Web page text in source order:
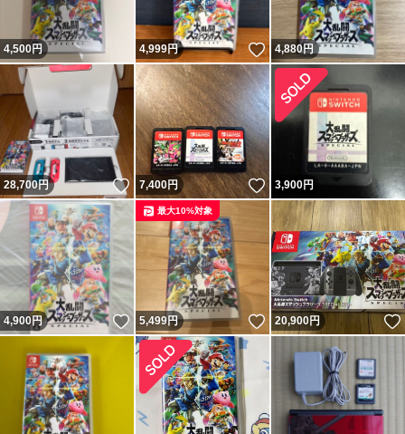
4,500円 4,999円 いいね！
4,880円
28,700円 いいね！
7,400円 いいね！
3,900円
4,900円 いいね！
5,499円 いいね！
最大10%対象
20,900円